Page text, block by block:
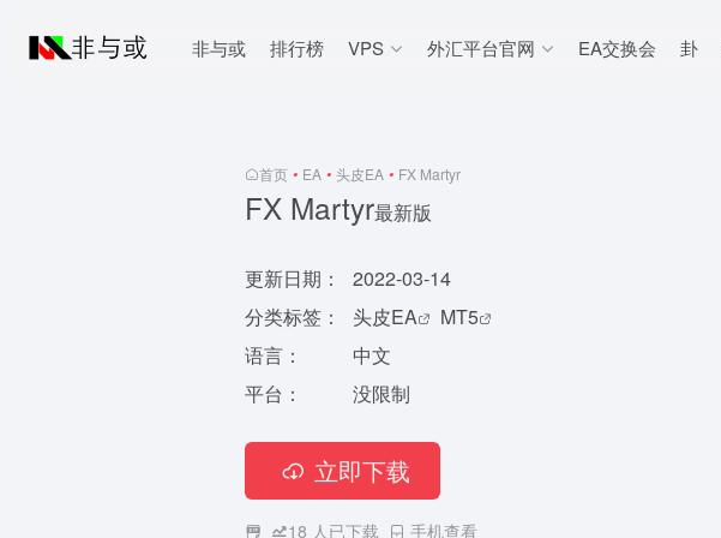
非与或 排行榜 VPS 外汇平台官网 EA交换会 卦
首页 • EA • 头皮EA • FX Martyr
FX Martyr最新版
更新日期：
2022-03-14
分类标签：
头皮EA
MT5
语言：
中文
平台：
没限制
立即下载
18 人已下载 手机查看